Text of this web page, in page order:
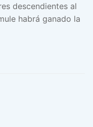
descendientes al
habrá ganado la